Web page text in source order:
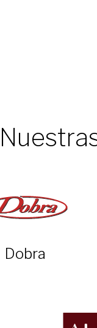
Dobra